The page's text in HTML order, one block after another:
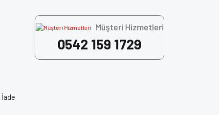
Müşteri Hizmetleri
0542 159 1729